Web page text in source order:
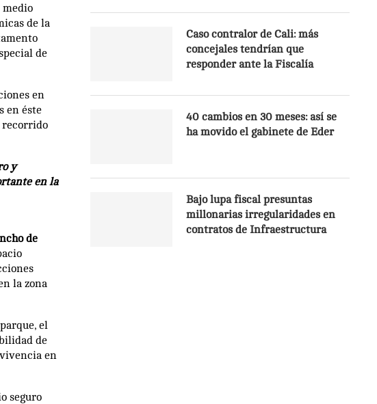
medio
de la
de
en
en éste
recorrido
y
en la
de
la zona
el
de
en
seguro
Caso contralor de Cali: más
concejales tendrían que
responder ante la Fiscalía
40 cambios en 30 meses: así se
ha movido el gabinete de Eder
Bajo lupa fiscal presuntas
millonarias irregularidades en
contratos de Infraestructura